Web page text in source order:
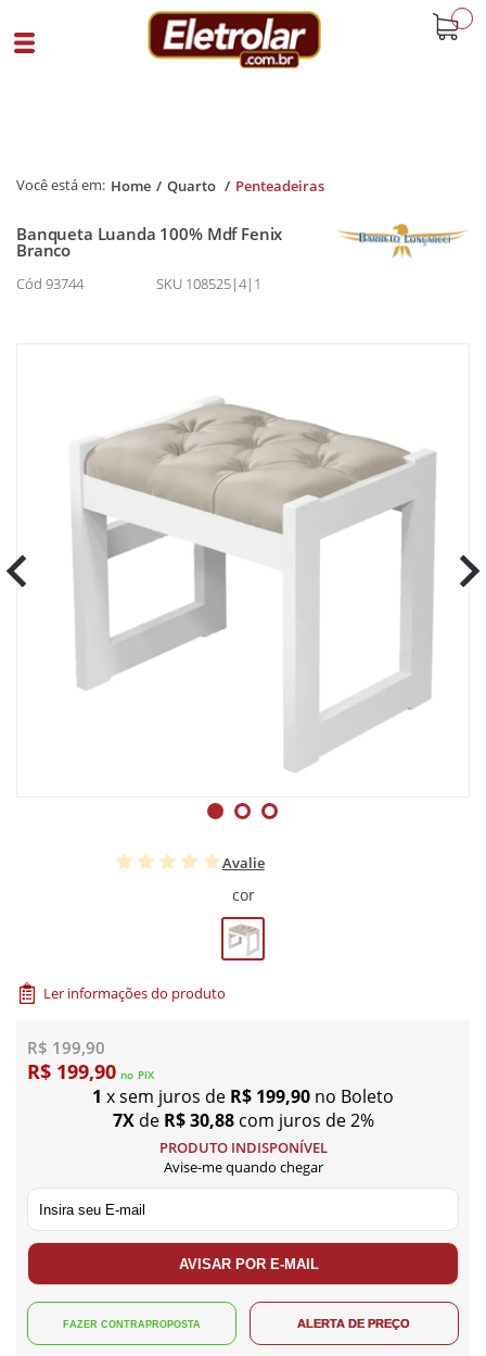
Home Quarto Penteadeiras
Banqueta Luanda 100% Mdf Fenix
Branco
Cód 93744 SKU 108525|4|1
Avalie
cor
Ler informações do produto
R$ 199,90
R$ 199,90 no PIX
1 x sem juros de R$ 199,90 no Boleto
7Xde R$ 30,88 com juros de 2%
PRODUTO INDISPONÍVEL
Avise-me quando chegar